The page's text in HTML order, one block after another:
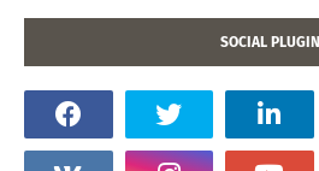
SOCIAL PLUGIN